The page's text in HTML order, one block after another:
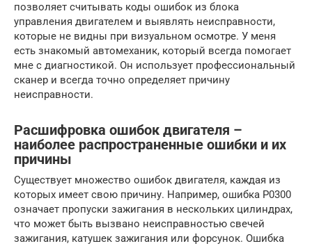
позволяет считывать коды ошибок из блока
управления двигателем и выявлять неисправности,
которые не видны при визуальном осмотре. У меня
есть знакомый автомеханик, который всегда помогает
мне с диагностикой. Он использует профессиональный
сканер и всегда точно определяет причину
неисправности.
Расшифровка ошибок двигателя –
наиболее распространенные ошибки и их
причины
Существует множество ошибок двигателя, каждая из
которых имеет свою причину. Например, ошибка P0300
означает пропуски зажигания в нескольких цилиндрах,
что может быть вызвано неисправностью свечей
зажигания, катушек зажигания или форсунок. Ошибка